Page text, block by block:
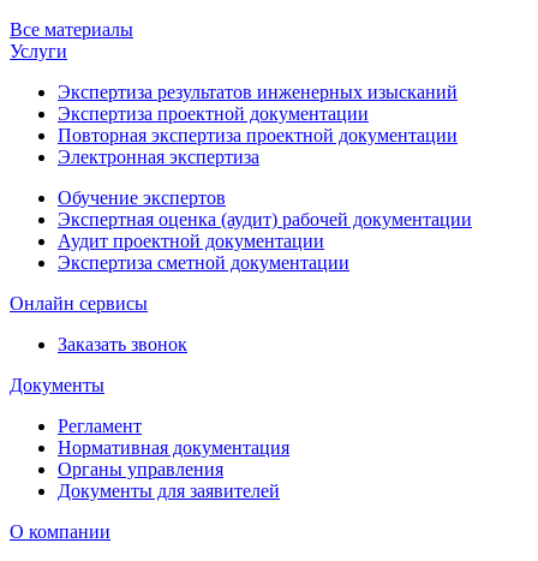
Все материалы
Услуги
Экспертиза результатов инженерных изысканий
Экспертиза проектной документации
Повторная экспертиза проектной документации
Электронная экспертиза
Обучение экспертов
Экспертная оценка (аудит) рабочей документации
Аудит проектной документации
Экспертиза сметной документации
Онлайн сервисы
Заказать звонок
Документы
Регламент
Нормативная документация
Органы управления
Документы для заявителей
О компании